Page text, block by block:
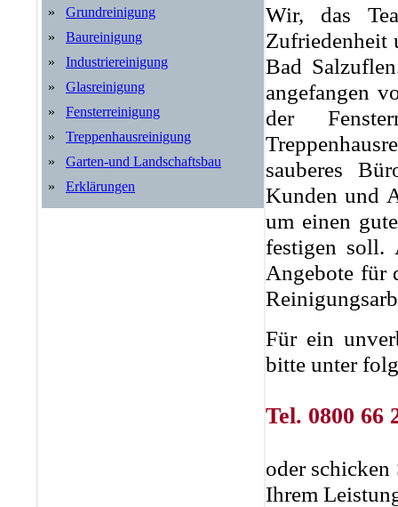
»
Grundreinigung
»
Baureinigung
»
Industriereinigung
»
Glasreinigung
»
Fensterreinigung
»
Treppenhausreinigung
»
Garten-und Landschaftsbau
»
Erklärungen
Wir, das
Zufriedenheit
Bad
angefangen
der
sauberes
Kunden und
um einen
festigen soll.
Angebote für
Für ein
bitte unter
Tel. 0800 66
oder
Ihrem